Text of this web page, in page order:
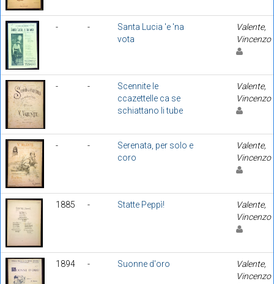
- -
Santa Lucia 'e 'na
vota
Valente,
Vincenzo
- -
Scennite le
ccazettelle ca se
schiattano li tube
Valente,
Vincenzo
- -
Serenata, per solo e
coro
Valente,
Vincenzo
1885 - Statte Peppì!
Valente,
Vincenzo
1894 - Suonne d'oro
Valente,
Vincenzo